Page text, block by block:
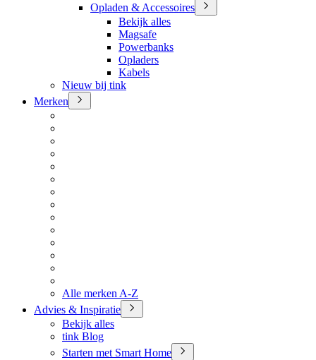
Opladen & Accessoires
Bekijk alles
Magsafe
Powerbanks
Opladers
Kabels
Nieuw bij tink
Merken
Alle merken A-Z
Advies & Inspiratie
Bekijk alles
tink Blog
Starten met Smart Home